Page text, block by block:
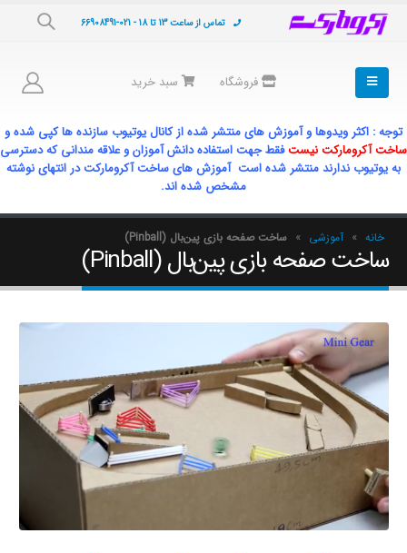
تماس از ساعت 13 تا 18 - 021-66908491
فروشگاه سبد خرید
توجه : اکثر ویدوها و آموزش های منتشر شده از کانال یوتیوب سازنده ها کپی شده و
ساخت آکرومارکت نیستفقط جهت استفاده دانش آموزان و علاقه مندانی که دسترسی
به یوتیوب ندارند منتشر شده است آموزش های ساخت آکرومارکت در انتهای نوشته
مشخص شده اند.
خانه » آموزشی » ساخت صفحه بازی پین‌بال (Pinball)
ساخت صفحه بازی پین‌بال (Pinball)